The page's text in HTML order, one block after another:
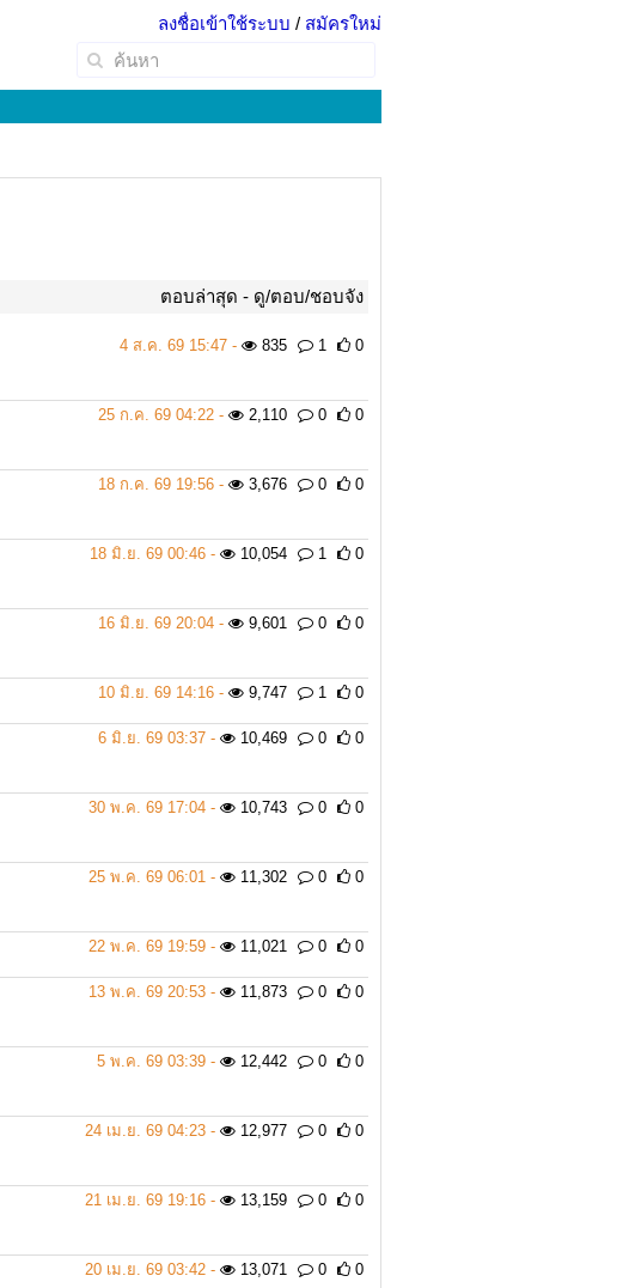
ลงชื่อเข้าใช้ระบบ / สมัครใหม่
ตอบล่าสุด - ดู/ตอบ/ชอบจัง
4 ส.ค. 69 15:47 - 835 1 0
25 ก.ค. 69 04:22 - 2,110 0 0
18 ก.ค. 69 19:56 - 3,676 0 0
18 มิ.ย. 69 00:46 - 10,054 1 0
16 มิ.ย. 69 20:04 - 9,601 0 0
10 มิ.ย. 69 14:16 - 9,747 1 0
6 มิ.ย. 69 03:37 - 10,469 0 0
30 พ.ค. 69 17:04 - 10,743 0 0
25 พ.ค. 69 06:01 - 11,302 0 0
22 พ.ค. 69 19:59 - 11,021 0 0
13 พ.ค. 69 20:53 - 11,873 0 0
5 พ.ค. 69 03:39 - 12,442 0 0
24 เม.ย. 69 04:23 - 12,977 0 0
21 เม.ย. 69 19:16 - 13,159 0 0
20 เม.ย. 69 03:42 - 13,071 0 0